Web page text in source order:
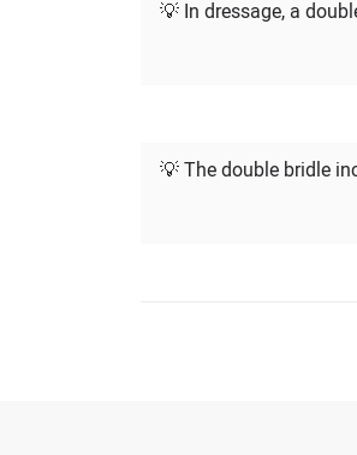
💡 In dressage, a
💡 The double bridle